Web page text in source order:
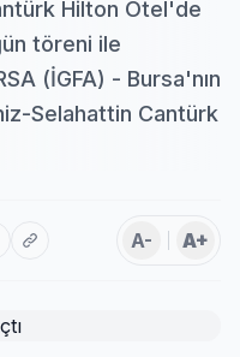
Hilton Otel'de
töreni ile
(İGFA) - Bursa'nın
Selahattin Cantürk
A- A+